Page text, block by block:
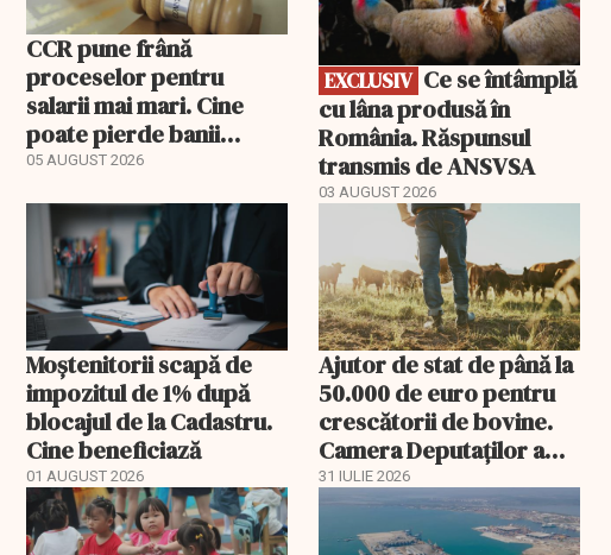
CCR pune frână
proceselor pentru
salarii mai mari. Cine
poate pierde banii
ceruți statului
05 AUGUST 2026
EXCLUSIV
cu lâna produsă în
România. Răspunsul
transmis de ANSVSA
03 AUGUST 2026
Moștenitorii scapă de
impozitul de 1% după
blocajul de la Cadastru.
Cine beneficiază
01 AUGUST 2026
Ajutor de stat de până la
50.000 de euro pentru
crescătorii de bovine.
Camera Deputaților a
aprobat schema
31 IULIE 2026